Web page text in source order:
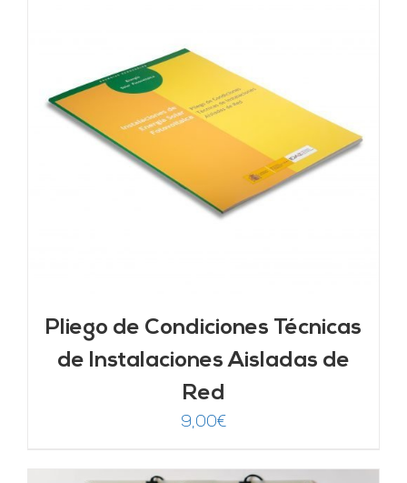
Pliego de Condiciones Técnicas
de Instalaciones Aisladas de
Red
9,00€